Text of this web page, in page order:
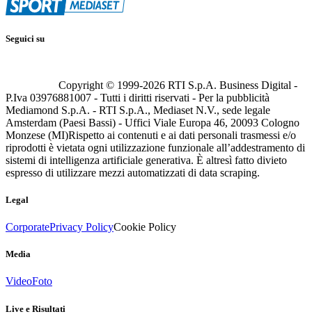
Seguici su
Copyright © 1999-2026 RTI S.p.A. Business Digital -
P.Iva 03976881007 - Tutti i diritti riservati - Per la pubblicità
Mediamond S.p.A. - RTI S.p.A., Mediaset N.V., sede legale
Amsterdam (Paesi Bassi) - Uffici Viale Europa 46, 20093 Cologno
Monzese (MI)Rispetto ai contenuti e ai dati personali trasmessi e/o
riprodotti è vietata ogni utilizzazione funzionale all’addestramento di
sistemi di intelligenza artificiale generativa. È altresì fatto divieto
espresso di utilizzare mezzi automatizzati di data scraping.
Legal
CorporatePrivacy PolicyCookie Policy
Media
VideoFoto
Live e Risultati